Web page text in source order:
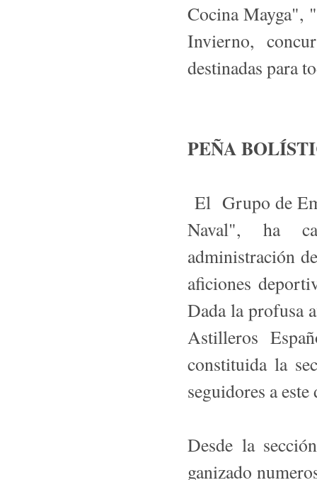
Cocina Mayga",
Invierno,
destinadas para
PEÑA
El Grupo de
Naval", ha
administración
aficiones
Dada la profusa
Astilleros
constituida la
seguidores a este
Desde la
ganizado